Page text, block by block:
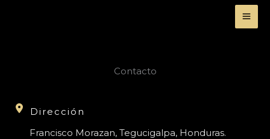
Contacto
Dirección
Francisco Morazan, Tegucigalpa, Honduras.